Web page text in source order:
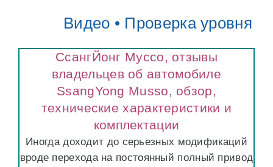
Видео • Проверка уровня
СсангЙонг Муссо, отзывы
владельцев об автомобиле
SsangYong Musso, обзор,
технические характеристики и
комплектации
Иногда доходит до серьезных модификаций
вроде перехода на постоянный полный привод